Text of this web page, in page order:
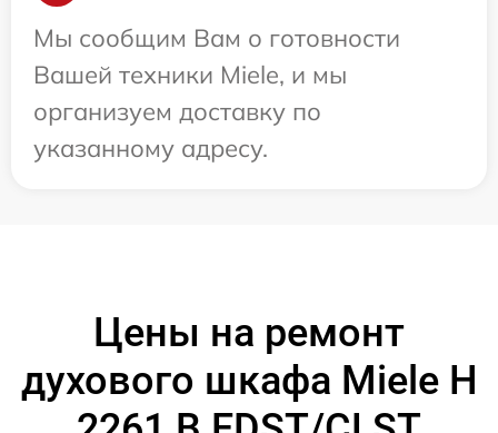
Мы сообщим Вам о готовности
Вашей техники Miele, и мы
организуем доставку по
указанному адресу.
Цены на ремонт
духового шкафа Miele H